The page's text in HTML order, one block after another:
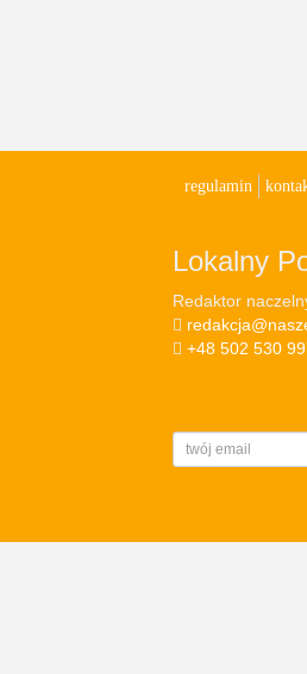
regulamin
Lokalny
Redaktor
+48 502 530